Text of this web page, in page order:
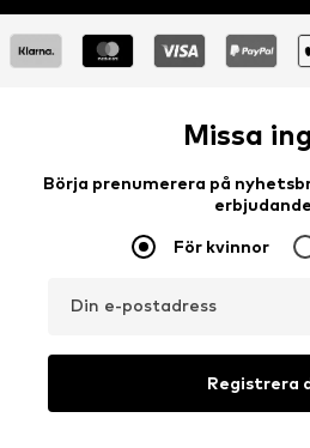
Missa
Börja prenumerera på
För kvinnor
Din e-postadress
Registrera